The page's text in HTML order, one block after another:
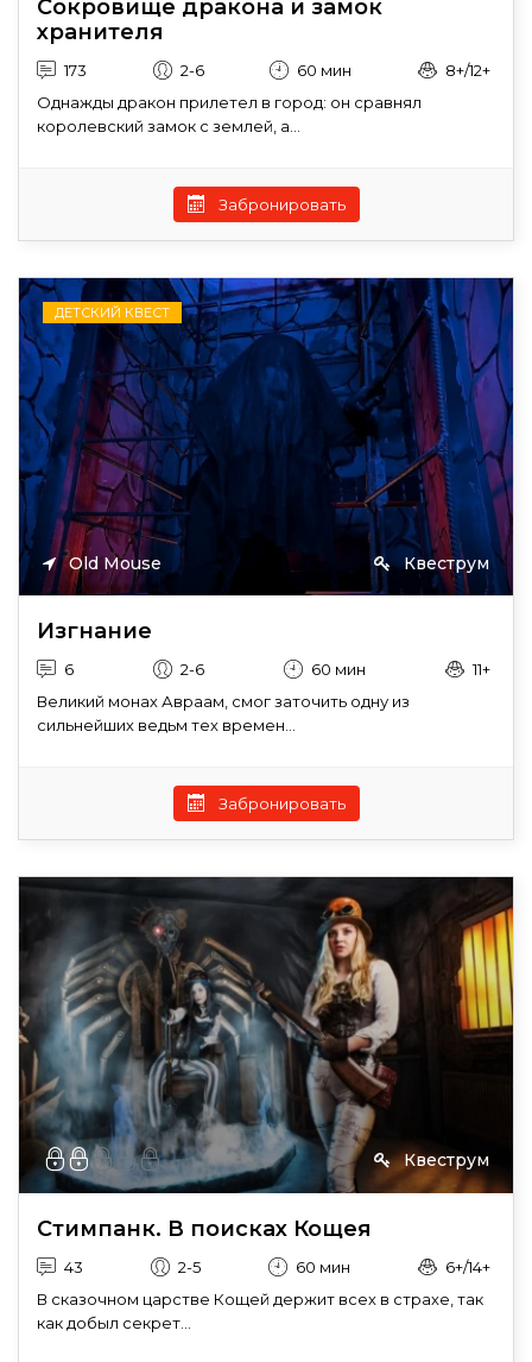
Сокровище дракона и замок
хранителя
173 2-6 60 мин
8+/12+
Однажды дракон прилетел в город: он сравнял
королевский замок с землей, а...
Забронировать
ДЕТСКИЙ КВЕСТ
Old Mouse Квеструм
Изгнание
6 2-6 60 мин
11+
Великий монах Авраам, смог заточить одну из
сильнейших ведьм тех времен...
Забронировать
Квеструм
Стимпанк. В поисках Кощея
43 2-5 60 мин
6+/14+
В сказочном царстве Кощей держит всех в страхе, так
как добыл секрет...